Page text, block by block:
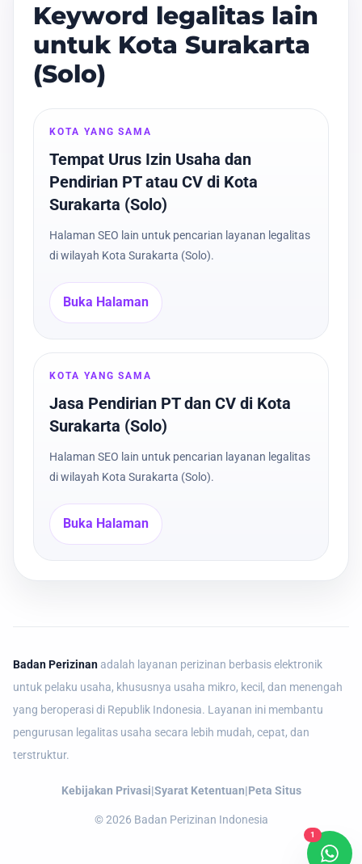
Keyword legalitas lain
untuk Kota Surakarta
(Solo)
KOTA YANG SAMA
Tempat Urus Izin Usaha dan
Pendirian PT atau CV di Kota
Surakarta (Solo)
Halaman SEO lain untuk pencarian layanan legalitas
di wilayah Kota Surakarta (Solo).
Buka Halaman
KOTA YANG SAMA
Jasa Pendirian PT dan CV di Kota
Surakarta (Solo)
Halaman SEO lain untuk pencarian layanan legalitas
di wilayah Kota Surakarta (Solo).
Buka Halaman
Badan Perizinan adalah layanan perizinan berbasis elektronik
untuk pelaku usaha, khususnya usaha mikro, kecil, dan menengah
yang beroperasi di Republik Indonesia. Layanan ini membantu
pengurusan legalitas usaha secara lebih mudah, cepat, dan
terstruktur.
Kebijakan Privasi|Syarat Ketentuan|Peta Situs
©2026 Badan Perizinan Indonesia
1